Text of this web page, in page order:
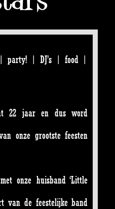
party! | DJ’s | food |
22 jaar en dus word
onze grootste feesten
onze huisband ‘Little
van de feestelijke band